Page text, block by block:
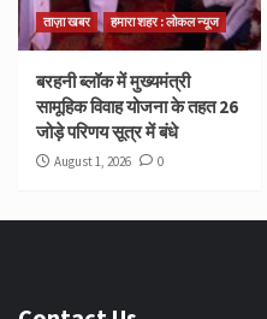
ताज़ा खबर हमारा शहर : लोकल न्यूज
बरहनी ब्लॉक में मुख्यमंत्री
सामूहिक विवाह योजना के तहत 26
जोड़े परिणय सूत्र में बंधे
August 1, 2026 0